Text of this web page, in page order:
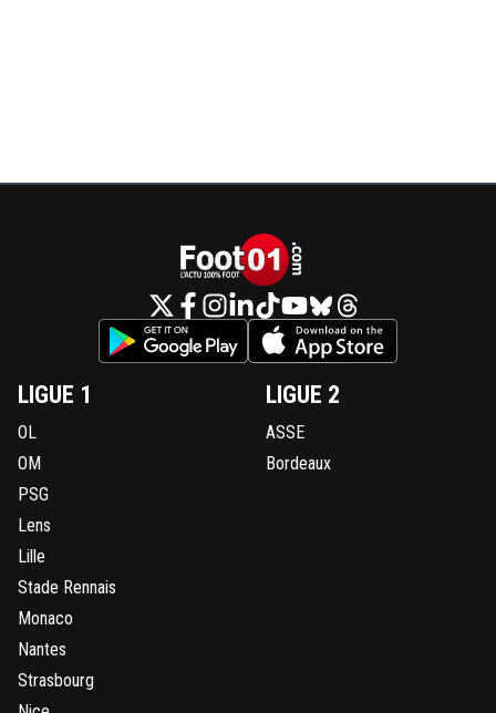
LIGUE 1
OL
OM
PSG
Lens
Lille
Stade Rennais
Monaco
Nantes
Strasbourg
LIGUE 2
ASSE
Bordeaux